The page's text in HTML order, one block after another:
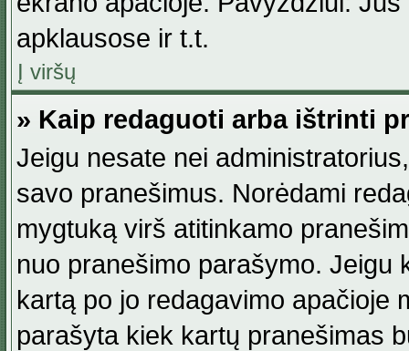
apklausose ir t.t.
Į viršų
» Kaip redaguoti arba ištrinti
Jeigu nesate nei
savo pranešimus. Norėdami
mygtuką virš atitinkamo
nuo pranešimo parašymo. Jeigu
kartą po jo redagavimo apačioje
parašyta kiek kartų pranešimas